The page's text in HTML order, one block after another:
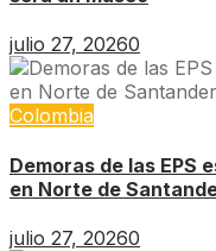
julio 27, 20260
Colombia
Demoras de las EPS
en Norte de
julio 27, 20260